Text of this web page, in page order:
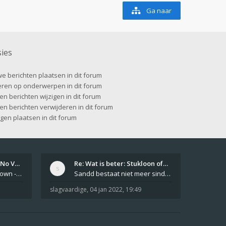
Ga naar
berichten plaatsen in dit forum
op onderwerpen in dit forum
berichten wijzigen in dit forum
berichten verwijderen in dit forum
plaatsen in dit forum
Girls From Your Town - No Ver…
Private Girls From Your Town - No Selfie - Anonymous Casual Dating https://PrivateLadyEscorts.com Private Lady In
Re: Wat is beter: Stukloon of…
Sandd bestaat niet meer sinds 1 feb 2019.
slagvaardige, 04 jan 2022, 19:49